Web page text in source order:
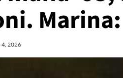
4, 2026